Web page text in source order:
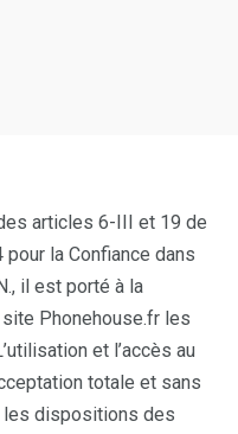
articles 6-III et 19 de
la Confiance dans
il est porté à la
Phonehouse.fr les
et l’accès au
totale et sans
les dispositions des